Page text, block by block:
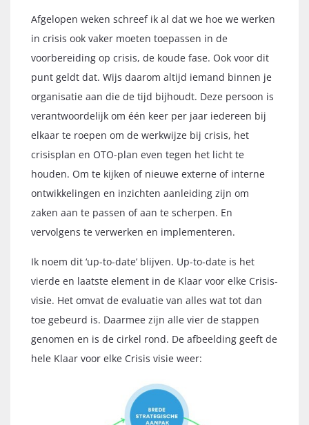
Afgelopen weken schreef ik al dat we hoe we werken
in crisis ook vaker moeten toepassen in de
voorbereiding op crisis, de koude fase. Ook voor dit
punt geldt dat. Wijs daarom altijd iemand binnen je
organisatie aan die de tijd bijhoudt. Deze persoon is
verantwoordelijk om één keer per jaar iedereen bij
elkaar te roepen om de werkwijze bij crisis, het
crisisplan en OTO-plan even tegen het licht te
houden. Om te kijken of nieuwe externe of interne
ontwikkelingen en inzichten aanleiding zijn om
zaken aan te passen of aan te scherpen. En
vervolgens te verwerken en implementeren.
Ik noem dit ‘up-to-date’ blijven. Up-to-date is het
vierde en laatste element in de Klaar voor elke Crisis-
visie. Het omvat de evaluatie van alles wat tot dan
toe gebeurd is. Daarmee zijn alle vier de stappen
genomen en is de cirkel rond. De afbeelding geeft de
hele Klaar voor elke Crisis visie weer: